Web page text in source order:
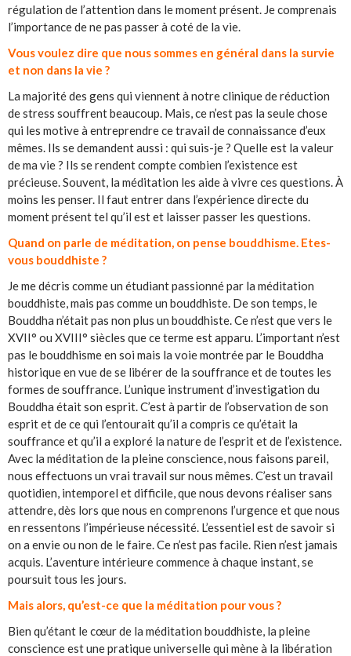
régulation de l’attention dans le moment présent. Je comprenais
l’importance de ne pas passer à coté de la vie.
Vous voulez dire que nous sommes en général dans la survie
et non dans la vie ?
La majorité des gens qui viennent à notre clinique de réduction
de stress souffrent beaucoup. Mais, ce n’est pas la seule chose
qui les motive à entreprendre ce travail de connaissance d’eux
mêmes. Ils se demandent aussi : qui suis-je ? Quelle est la valeur
de ma vie ? Ils se rendent compte combien l’existence est
précieuse. Souvent, la méditation les aide à vivre ces questions. À
moins les penser. Il faut entrer dans l’expérience directe du
moment présent tel qu’il est et laisser passer les questions.
Quand on parle de méditation, on pense bouddhisme. Etes-
vous bouddhiste ?
Je me décris comme un étudiant passionné par la méditation
bouddhiste, mais pas comme un bouddhiste. De son temps, le
Bouddha n’était pas non plus un bouddhiste. Ce n’est que vers le
XVII° ou XVIII° siècles que ce terme est apparu. L’important n’est
pas le bouddhisme en soi mais la voie montrée par le Bouddha
historique en vue de se libérer de la souffrance et de toutes les
formes de souffrance. L’unique instrument d’investigation du
Bouddha était son esprit. C’est à partir de l’observation de son
esprit et de ce qui l’entourait qu’il a compris ce qu’était la
souffrance et qu’il a exploré la nature de l’esprit et de l’existence.
Avec la méditation de la pleine conscience, nous faisons pareil,
nous effectuons un vrai travail sur nous mêmes. C’est un travail
quotidien, intemporel et difficile, que nous devons réaliser sans
attendre, dès lors que nous en comprenons l’urgence et que nous
en ressentons l’impérieuse nécessité. L’essentiel est de savoir si
on a envie ou non de le faire. Ce n’est pas facile. Rien n’est jamais
acquis. L’aventure intérieure commence à chaque instant, se
poursuit tous les jours.
Mais alors, qu’est-ce que la méditation pour vous ?
Bien qu’étant le cœur de la méditation bouddhiste, la pleine
conscience est une pratique universelle qui mène à la libération